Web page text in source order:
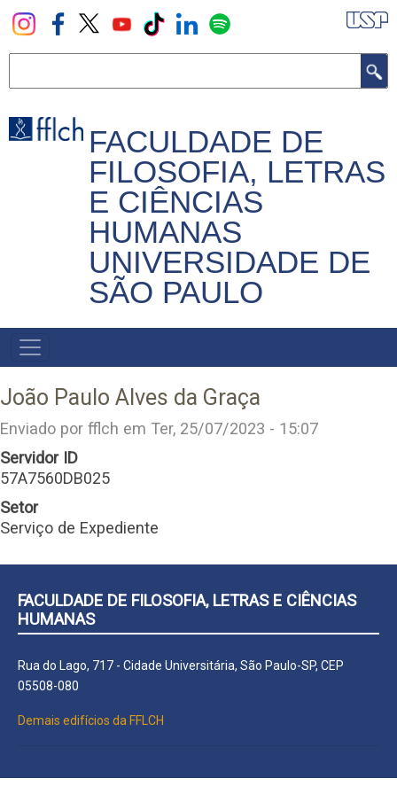
Pular
para
principal
FACULDADE DE
FILOSOFIA, LETRAS
E CIÊNCIAS
HUMANAS
UNIVERSIDADE DE
SÃO PAULO
NAVEGADOR
PRINCIPAL
João Paulo Alves da Graça
Enviado por fflch em Ter, 25/07/2023 - 15:07
Servidor ID
57A7560DB025
Setor
Serviço de Expediente
FACULDADE DE FILOSOFIA, LETRAS E CIÊNCIAS
HUMANAS
Rua do Lago, 717 - Cidade Universitária, São Paulo-SP, CEP
05508-080
Demais edifícios da FFLCH